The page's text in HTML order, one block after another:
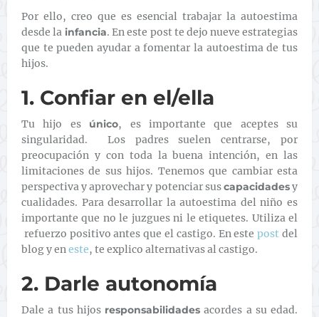
Por ello, creo que es esencial trabajar la autoestima
desde la infancia. En este post te dejo nueve estrategias
que te pueden ayudar a fomentar la autoestima de tus
hijos.
1. Confiar en el/ella
Tu hijo es único, es importante que aceptes su
singularidad. Los padres suelen centrarse, por
preocupación y con toda la buena intención, en las
limitaciones de sus hijos. Tenemos que cambiar esta
perspectiva y aprovechar y potenciar suscapacidadesy
cualidades. Para desarrollar la autoestima del niño es
importante que no le juzgues ni le etiquetes. Utiliza el
refuerzo positivo antes que el castigo. En estepost del
blog y eneste, te explico alternativas al castigo.
2. Darle autonomía
Dale a tus hijos responsabilidades acordes a su edad.